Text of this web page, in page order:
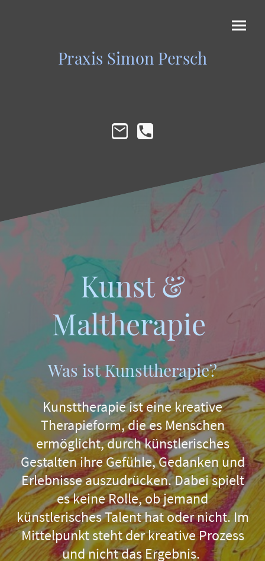
Praxis Simon Persch
Kunst &
Maltherapie
Was ist Kunsttherapie?
Kunsttherapie ist eine kreative
Therapieform, die es Menschen
ermöglicht, durch künstlerisches
Gestalten ihre Gefühle, Gedanken und
Erlebnisse auszudrücken. Dabei spielt
es keine Rolle, ob jemand
künstlerisches Talent hat oder nicht. Im
Mittelpunkt steht der kreative Prozess
und nicht das Ergebnis.